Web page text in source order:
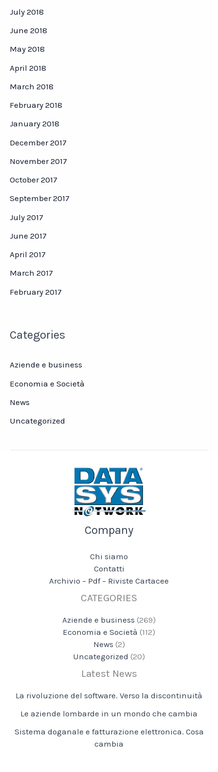
July 2018
June 2018
May 2018
April 2018
March 2018
February 2018
January 2018
December 2017
November 2017
October 2017
September 2017
July 2017
June 2017
April 2017
March 2017
February 2017
Categories
Aziende e business
Economia e Società
News
Uncategorized
Company
Chi siamo
Contatti
Archivio – Pdf – Riviste Cartacee
CATEGORIES
Aziende e business (269)
Economia e Società (112)
News (2)
Uncategorized (20)
Latest News
La rivoluzione del software. Verso la discontinuità
Le aziende lombarde in un mondo che cambia
Sistema doganale e fatturazione elettronica. Cosa
cambia